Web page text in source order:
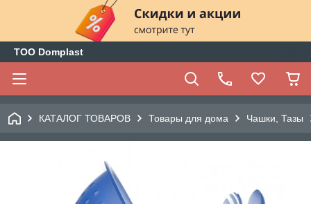
ТОО Domplast
КАТАЛОГ ТОВАРОВ Товары для дома Чашки, Тазы